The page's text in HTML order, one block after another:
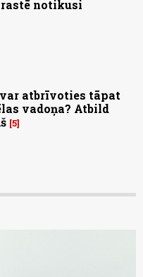
notikusi
atbrīvoties tāpat
vadoņa? Atbild
5